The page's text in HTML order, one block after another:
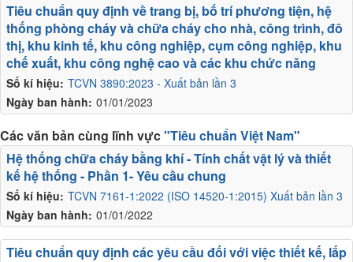
Số kí hiệu: TCVN 3890:2023 - Xuất bản lần 3
Ngày ban hành: 01/01/2023
Tiêu chuẩn quy định về trang bị, bố trí phương tiện, hệ
thống phòng cháy và chữa cháy cho nhà, công trình, đô
thị, khu kinh tế, khu công nghiệp, cụm công nghiệp, khu
chế xuất, khu công nghệ cao và các khu chức năng
Các văn bản cùng lĩnh vực"Tiêu chuẩn Việt Nam"
Số kí hiệu: TCVN 7161-1:2022 (ISO 14520-1:2015) Xuất bản lần 3
Ngày ban hành: 01/01/2022
Hệ thống chữa cháy bằng khí - Tính chất vật lý và thiết
kế hệ thống - Phần 1- Yêu cầu chung
Tiêu chuẩn quy định các yêu cầu đối với việc thiết kế, lắp